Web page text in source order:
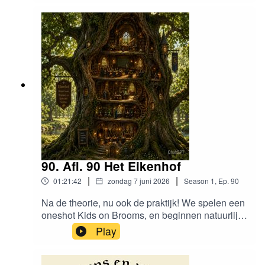
e/www.dungeonsenwatte.beinfo@dungeonsenw
atte.be
90. Afl. 90 Het Eikenhof
01:21:42 | zondag 7 juni 2026 | Season 1, Ep. 90
Na de theorie, nu ook de praktijk! We spelen een
oneshot Kids on Brooms, en beginnen natuurlijk
met te verzinnen hoe onze magische school er
uit ziet. Welkom op het Eikenhof!Timestamps:
(00:00:00) Worldbuilding(00:35:45)
Play